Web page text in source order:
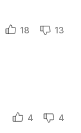
18 13
4 4